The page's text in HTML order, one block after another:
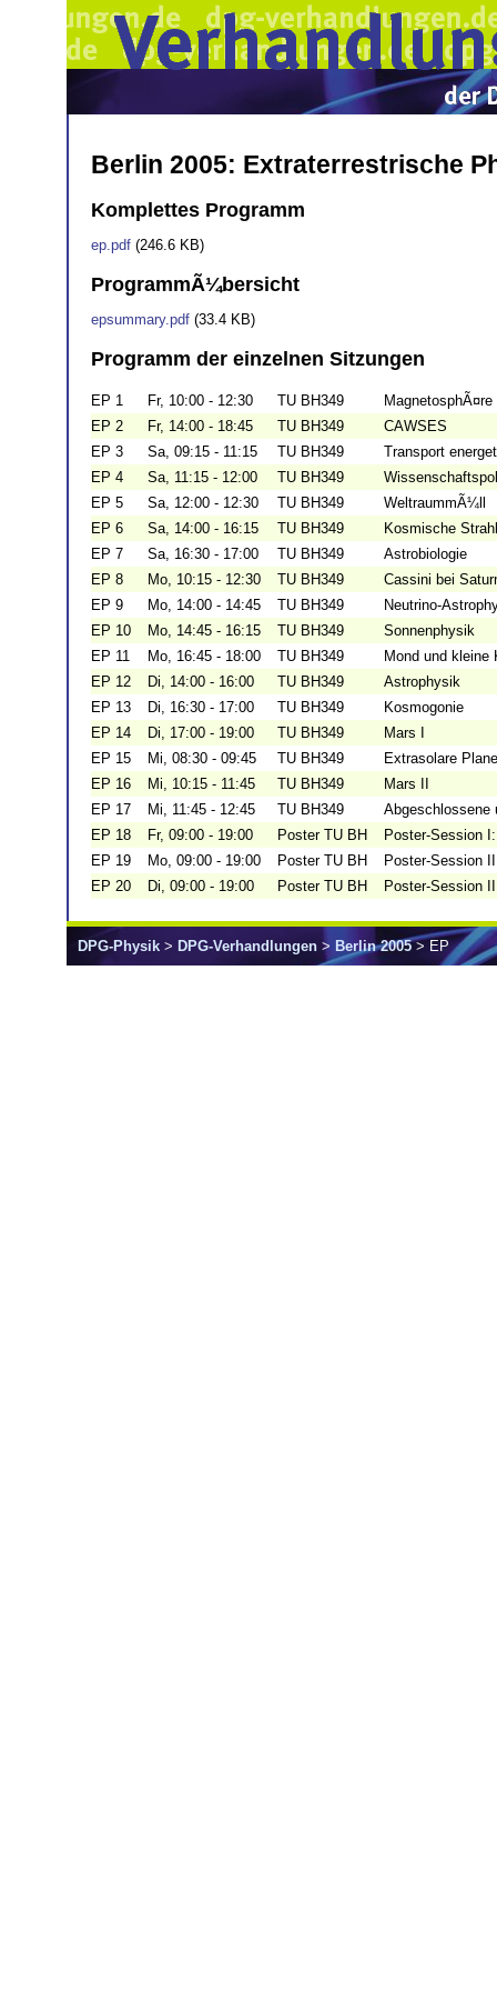
Berlin 2005: Extraterrestrische
Komplettes Programm
ep.pdf (246.6 KB)
ProgrammÃ¼bersicht
epsummary.pdf (33.4 KB)
Programm der einzelnen Sitzungen
EP 1 Fr, 10:00 - 12:30 TU BH349
EP 2
Fr, 14:00 - 18:45 TU BH349
CAWSES
EP 3
Sa, 09:15 - 11:15 TU BH349
Transport
EP 4
Sa, 11:15 - 12:00 TU BH349
EP 5
Sa, 12:00 - 12:30 TU BH349
WeltraummÃ¼ll
EP 6
Sa, 14:00 - 16:15 TU BH349
Kosmische
EP 7
Sa, 16:30 - 17:00 TU BH349
Astrobiologie
EP 8
Mo, 10:15 - 12:30 TU BH349
Cassini bei
EP 9
Mo, 14:00 - 14:45 TU BH349
Neutrino-
EP 10
Mo, 14:45 - 16:15 TU BH349
Sonnenphysik
EP 11
Mo, 16:45 - 18:00 TU BH349
Mond und kleine
EP 12
Di, 14:00 - 16:00 TU BH349
Astrophysik
EP 13
Di, 16:30 - 17:00 TU BH349
Kosmogonie
EP 14
Di, 17:00 - 19:00 TU BH349
Mars I
EP 15
Mi, 08:30 - 09:45 TU BH349
Extrasolare
EP 16
Mi, 10:15 - 11:45 TU BH349
Mars II
EP 17
Mi, 11:45 - 12:45 TU BH349
EP 18
Fr, 09:00 - 19:00 Poster TU BH
Poster-Session
EP 19
Mo, 09:00 - 19:00 Poster TU BH
Poster-Session
EP 20
Di, 09:00 - 19:00 Poster TU BH Poster-Session
DPG-Physik > DPG-Verhandlungen > Berlin 2005> EP